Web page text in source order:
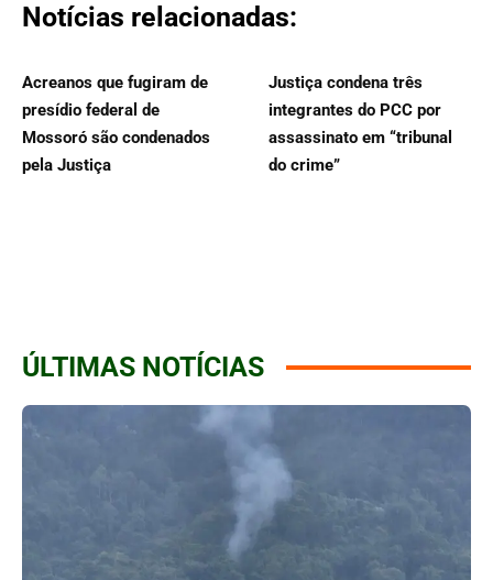
Notícias relacionadas:
Acreanos que fugiram de
presídio federal de
Mossoró são condenados
pela Justiça
Justiça condena três
integrantes do PCC por
assassinato em “tribunal
do crime”
ÚLTIMAS NOTÍCIAS